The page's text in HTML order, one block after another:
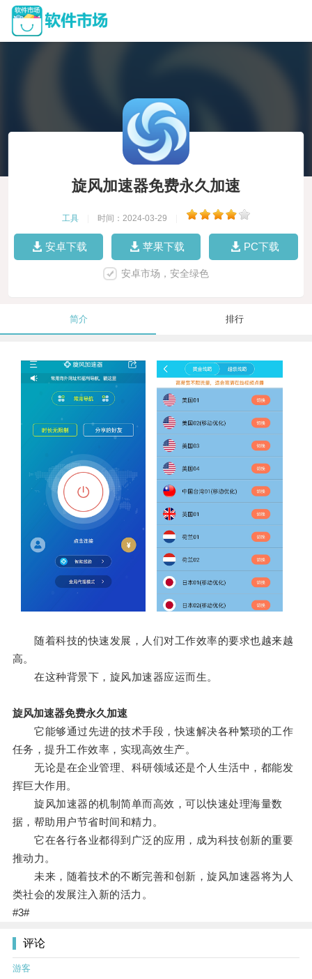
旋风加速器免费永久加速
工具 时间：2024-03-29
安卓下载 苹果下载 PC下载
安卓市场，安全绿色
简介 排行
随着科技的快速发展，人们对工作效率的要求也越来越
高。
在这种背景下，旋风加速器应运而生。
旋风加速器免费永久加速
它能够通过先进的技术手段，快速解决各种繁琐的工作
任务，提升工作效率，实现高效生产。
无论是在企业管理、科研领域还是个人生活中，都能发
挥巨大作用。
旋风加速器的机制简单而高效，可以快速处理海量数
据，帮助用户节省时间和精力。
它在各行各业都得到广泛的应用，成为科技创新的重要
推动力。
未来，随着技术的不断完善和创新，旋风加速器将为人
类社会的发展注入新的活力。
#3#
评论
游客